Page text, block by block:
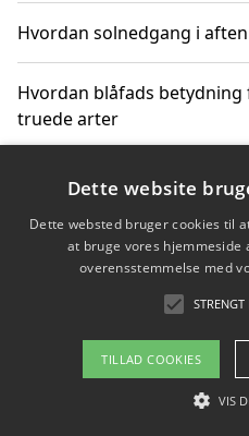
Hvordan solnedgang i
Hvordan blåfads
truede arter
Hvordan kan gaver til unge
Copyright
Om / kontakt
Dette website
Dette websted bruger cookies til
at bruge vores hjemmeside
overensstemmelse med
TILLAD COOKIES
VIS